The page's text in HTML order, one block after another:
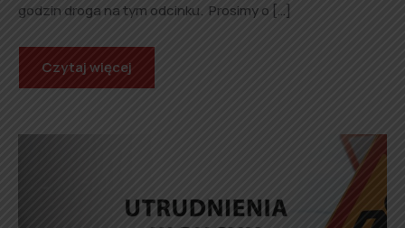
godzin droga na tym odcinku. Prosimy o […]
Czytaj więcej